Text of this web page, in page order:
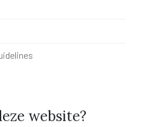
website?